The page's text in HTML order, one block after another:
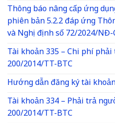
Thông báo nâng cấp ứng
phiên bản 5.2.2 đáp ứng
và Nghị định số 72/2024/NĐ-
Tài khoản 335 – Chi phí
200/2014/TT-BTC
Hướng dẫn đăng ký tài
Tài khoản 334 – Phải trả
200/2014/TT-BTC